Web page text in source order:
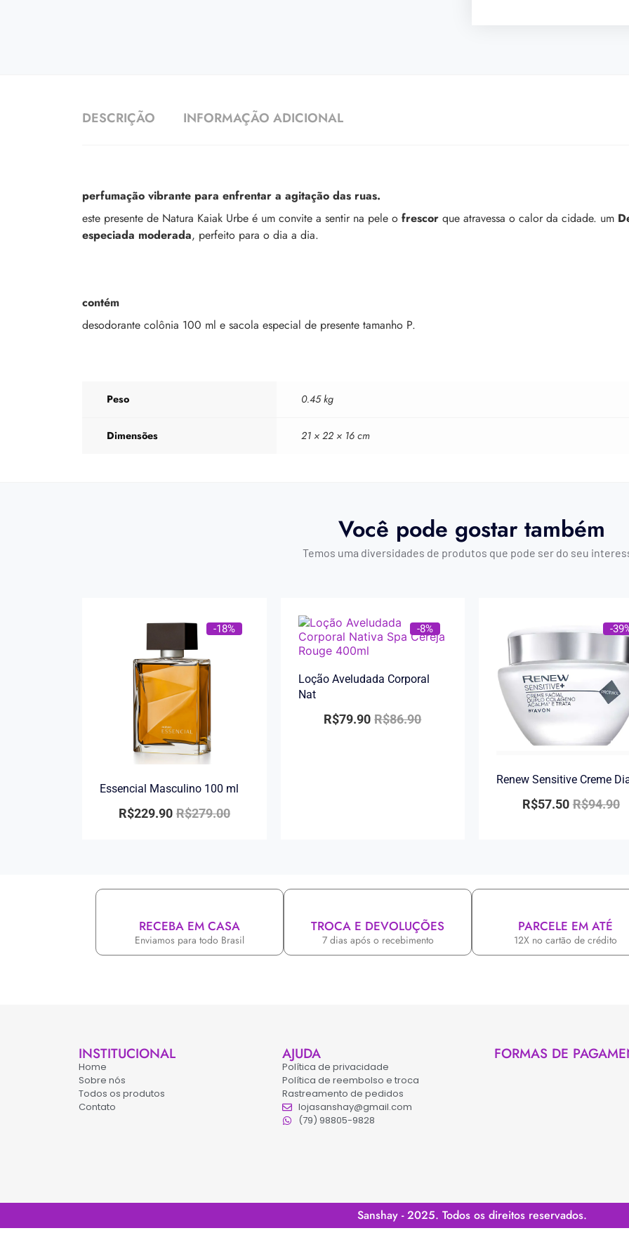
DESCRIÇÃO INFORMAÇÃO ADICIONAL
perfumação vibrante para enfrentar a agitação das ruas.
este presente de Natura Kaiak Urbe é um convite a sentir na pele o frescor que atravessa o calor da cidade. um
especiada moderada, perfeito para o dia a dia.
contém
desodorante colônia 100 ml e sacola especial de presente tamanho P.
Peso 0.45 kg
Dimensões 21 × 22 × 16 cm
Você pode gostar também
Temos uma diversidades de produtos que pode ser do seu
-18%
Essencial Masculino 100 ml
R$279.00
R$229.90
-8%
Loção Aveludada Corporal
Nat
R$86.90
R$79.90
-
Renew Sensitive Creme
R$94.90
R$57.50
RECEBA EM CASA
Enviamos para todo Brasil
TROCA E DEVOLUÇÕES
7 dias após o recebimento
PARCELE EM ATÉ
12X no cartão de crédito
INSTITUCIONAL
Home
Sobre nós
Todos os produtos
Contato
AJUDA
Política de privacidade
Política de reembolso e troca
Rastreamento de pedidos
lojasanshay@gmail.com
(79) 98805-9828
FORMAS DE
Sanshay - 2025. Todos os direitos reservados.